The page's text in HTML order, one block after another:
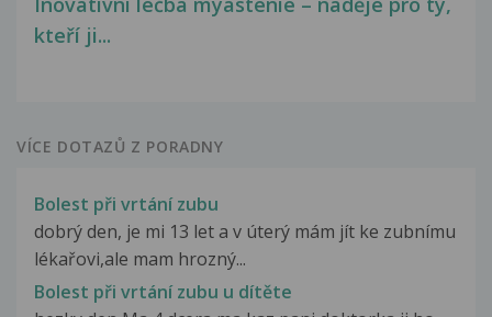
kteří ji...
VÍCE DOTAZŮ Z PORADNY
Bolest při vrtání zubu
dobrý den, je mi 13 let a v úterý mám jít ke zubnímu
lékařovi,ale mam hrozný...
Bolest při vrtání zubu u dítěte